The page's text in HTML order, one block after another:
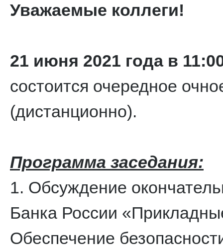
Уважаемые коллеги!
21 июня 2021 года в
состоится очередное
(дистанционно).
Программа заседания:
1. Обсуждение
Банка России
Обеспечение